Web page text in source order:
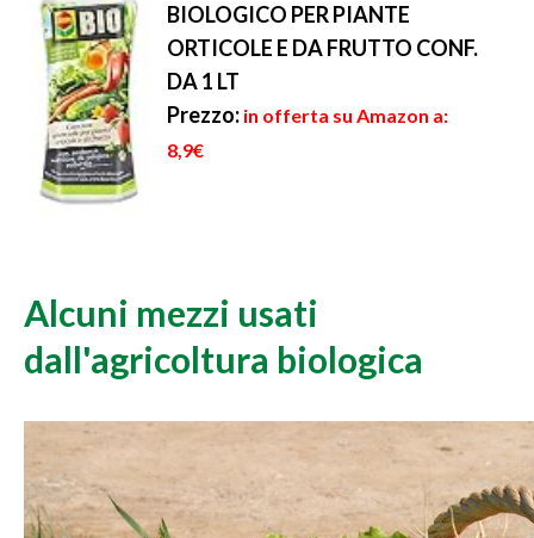
BIOLOGICO PER PIANTE
ORTICOLE E DA FRUTTO CONF.
DA 1 LT
Prezzo: in offerta su Amazon a:
8,9€
Alcuni mezzi usati
dall'agricoltura biologica